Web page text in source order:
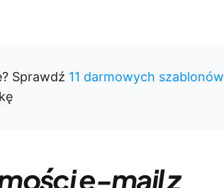
Sprawdź 11 darmowych szablonów
e-mail z